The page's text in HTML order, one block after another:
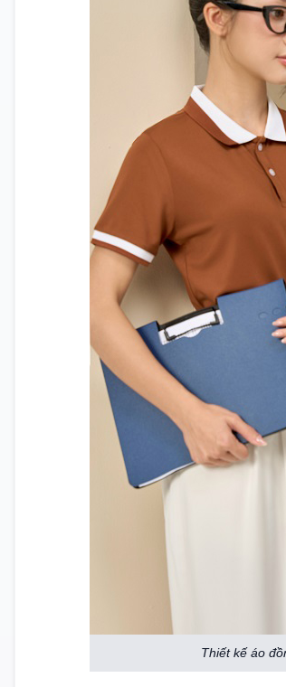
Thiết kế áo